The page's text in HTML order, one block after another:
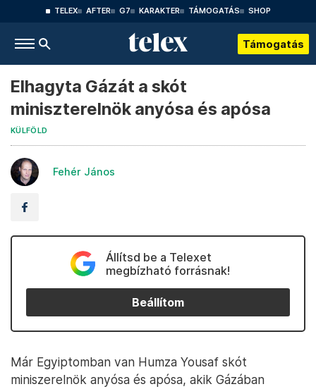
TELEX AFTER G7 KARAKTER TÁMOGATÁS SHOP
Támogatás
Elhagyta Gázát a skót
miniszterelnök anyósa és apósa
KÜLFÖLD
Fehér János
Állítsd be a Telexet
megbízható forrásnak!
Beállítom
Már Egyiptomban van Humza Yousaf skót
miniszerelnök anyósa és apósa, akik Gázában